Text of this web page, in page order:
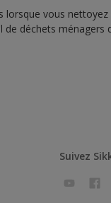
vous
déchets ménagers
Suivez